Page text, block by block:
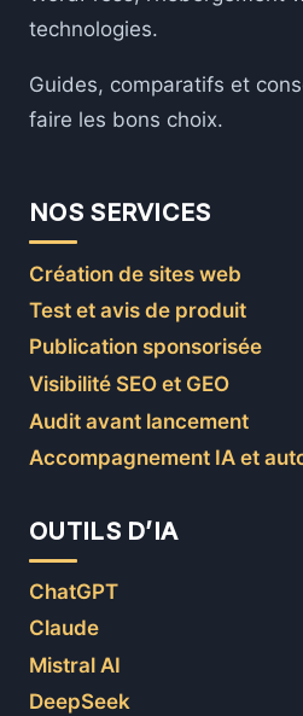
technologies.
Guides, comparatifs et
faire les bons choix.
NOS SERVICES
Création de sites web
Test et avis de produit
Publication sponsorisée
Visibilité SEO et GEO
Audit avant lancement
Accompagnement IA et
OUTILS D’IA
ChatGPT
Claude
Mistral AI
DeepSeek